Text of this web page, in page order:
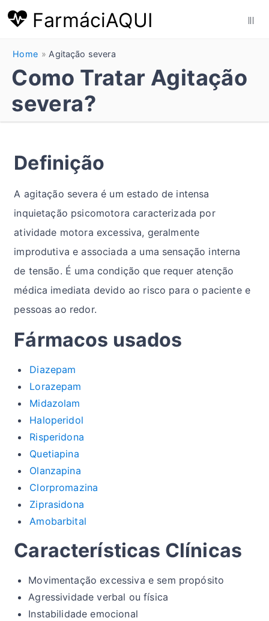
FarmáciAQUI
Home Agitação severa
Como Tratar Agitação
severa?
Definição
A agitação severa é um estado de intensa
inquietação psicomotora caracterizada por
atividade motora excessiva, geralmente
improdutiva e associada a uma sensação interna
de tensão. É uma condição que requer atenção
médica imediata devido ao risco para o paciente e
pessoas ao redor.
Fármacos usados
Diazepam
Lorazepam
Midazolam
Haloperidol
Risperidona
Quetiapina
Olanzapina
Clorpromazina
Ziprasidona
Amobarbital
Características Clínicas
Movimentação excessiva e sem propósito
Agressividade verbal ou física
Instabilidade emocional